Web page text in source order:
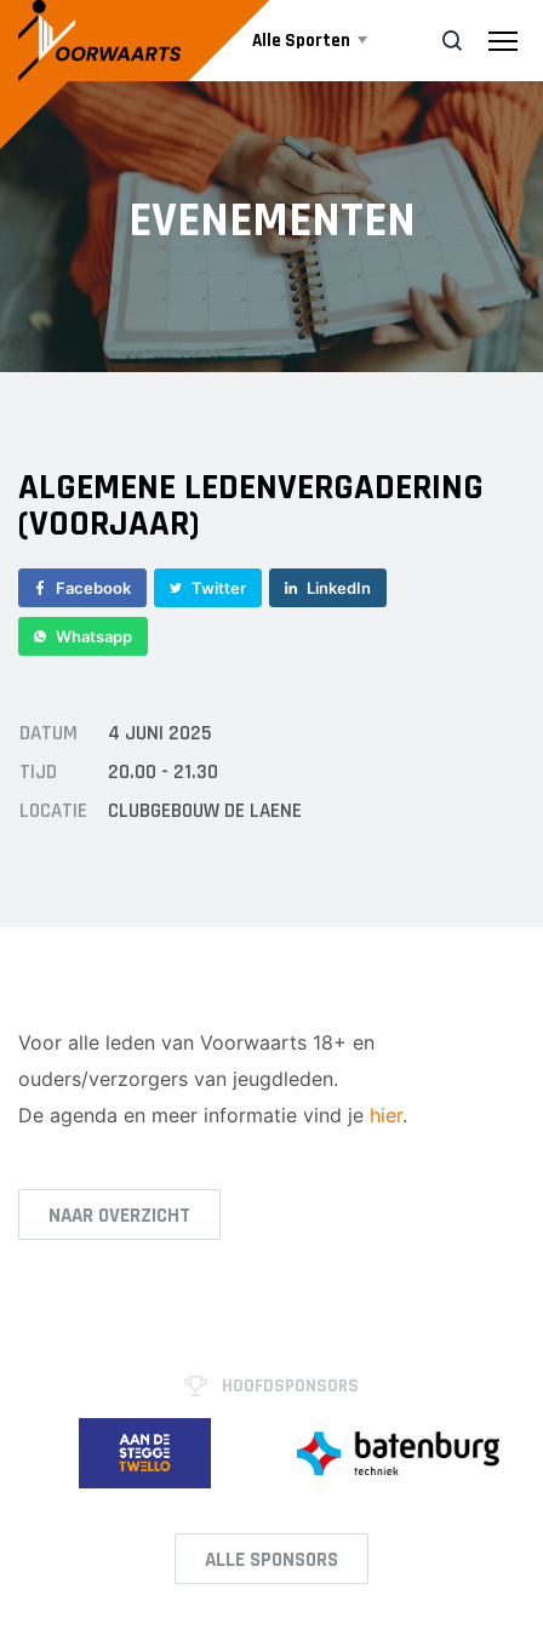
Alle Sporten
Nieuws
Events
Business
Vrijwilliger worden
Lid worden
ZOEK
EVENEMENTEN
ALGEMENE LEDENVERGADERING
(VOORJAAR)
Facebook Twitter LinkedIn
Whatsapp
DATUM
4 JUNI 2025
TIJD
20.00 - 21.30
LOCATIE
CLUBGEBOUW DE LAENE
Voor alle leden van Voorwaarts 18+ en
ouders/verzorgers van jeugdleden.
De agenda en meer informatie vind je hier.
NAAR OVERZICHT
HOOFDSPONSORS
ALLE SPONSORS